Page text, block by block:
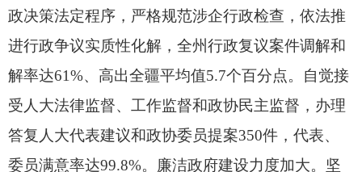
政决策法定程序， 严格规范涉企行政检查， 依法推
进行政争议实质性化解， 全州行政复议案件调解和
解率达61%、 高出全疆平均值5.7个百分点。 自觉接
受人大法律监督、 工作监督和政协民主监督， 办理
答复人大代表建议和政协委员提案350件， 代表、
委员满意率达99.8%。 廉洁政府建设力度加大。 坚